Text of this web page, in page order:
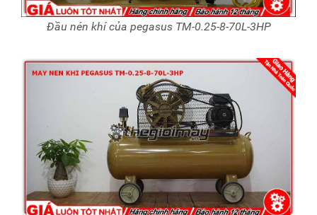
Đầu nén khí của pegasus TM-0.25-8-70L-3HP